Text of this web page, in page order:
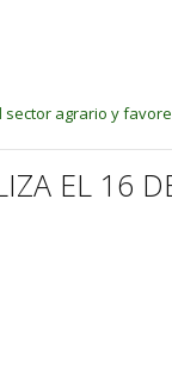
agrario y
EL 16